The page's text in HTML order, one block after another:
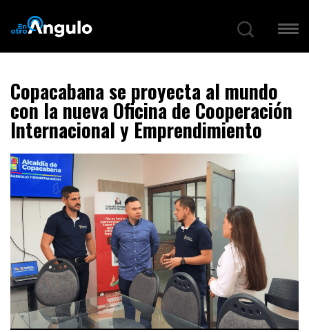
Copacabana se proyecta al mundo
con la nueva Oficina de Cooperación
Internacional y Emprendimiento